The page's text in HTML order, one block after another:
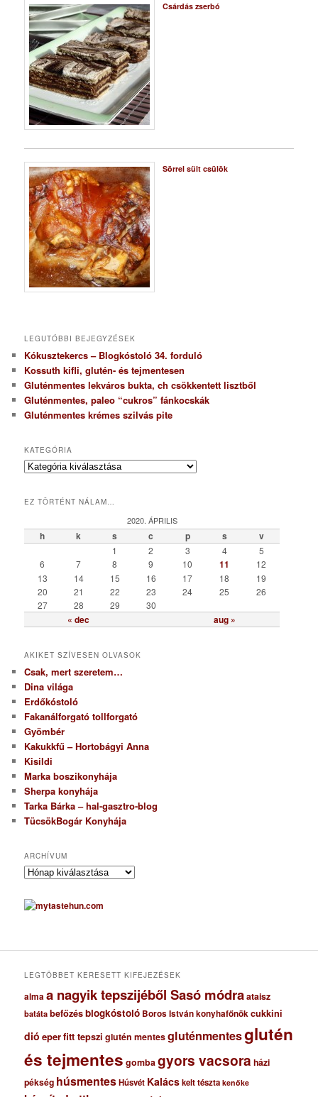
Csárdás zserbó
Sörrel sült csülök
LEGUTÓBBI BEJEGYZÉSEK
Kókusztekercs – Blogkóstoló 34. forduló
Kossuth kifli, glutén- és tejmentesen
Gluténmentes lekváros bukta, ch csökkentett lisztből
Gluténmentes, paleo “cukros” fánkocskák
Gluténmentes krémes szilvás pite
KATEGÓRIA
K
e
ó
r
EZ TÖRTÉNT NÁLAM…
2020. ÁPRILIS
h k s c p s v
« dec aug »
1 2 3 4
5
6
7 8 9 10 11
12
13
14 15 16 17 18
19
20
21 22 23 24 25
26
27
28 29 30
AKIKET SZÍVESEN OLVASOK
Csak, mert szeretem…
Dina világa
Erdőkóstoló
Fakanálforgató tollforgató
Gyömbér
Kakukkfű – Hortobágyi Anna
Kisildi
Marka boszikonyhája
Sherpa konyhája
Tarka Bárka – hal-gasztro-blog
TücsökBogár Konyhája
ARCHÍVUM
A
c
h
u
LEGTÖBBET KERESETT KIFEJEZÉSEK
almaa nagyik tepszijéből Sasó módraataisz
batáta befőzésblogkóstoló Boros István konyhafőnökcukkini
dió eperfitt tepszi glutén mentesgluténmentesglutén
és tejmentes gombagyors vacsora házi
pékség húsmentesHúsvét Kalácskelt tészta kenőke